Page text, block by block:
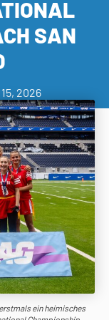
SAN
2026
ein heimisches